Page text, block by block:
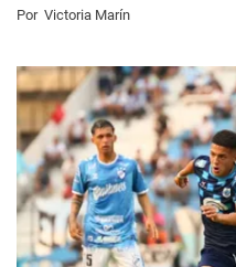
Por Victoria Marín